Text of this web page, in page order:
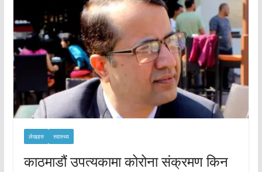
लेखहरु स्वास्थ्य
काठमाडौं उपत्यकामा कोरोना संक्रमण किन